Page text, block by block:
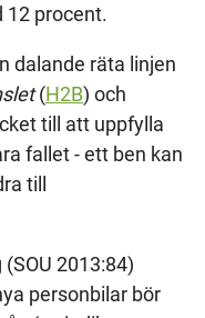
12 procent.
dalande räta linjen
(H2B) och
till att uppfylla
fallet - ett ben kan
till
2013:84)
personbilar bör